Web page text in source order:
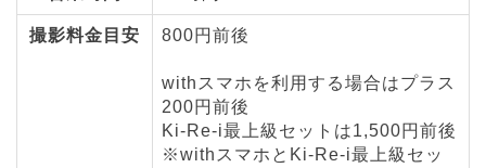
撮影料金目安 800円前後
withスマホを利用する場合はプラス
200円前後
Ki-Re-i最上級セットは1,500円前後
※withスマホとKi-Re-i最上級セッ